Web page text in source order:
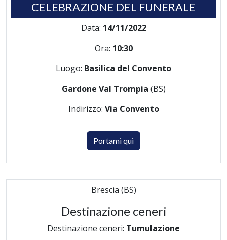
CELEBRAZIONE DEL FUNERALE
Data: 14/11/2022
Ora: 10:30
Luogo: Basilica del Convento
Gardone Val Trompia (BS)
Indirizzo: Via Convento
Portami qui
Brescia (BS)
Destinazione ceneri
Destinazione ceneri: Tumulazione